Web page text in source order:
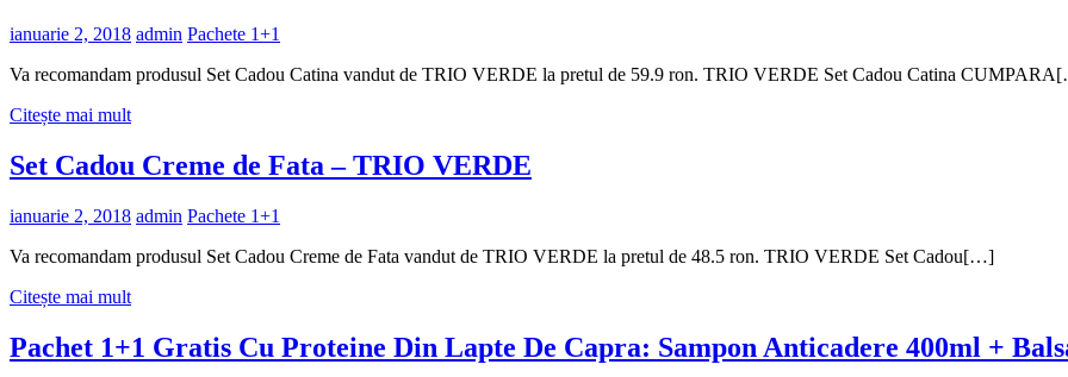
ianuarie 2, 2018 admin Pachete 1+1
Va recomandam produsul Set Cadou Catina vandut de TRIO VERDE la pretul de 59.9 ron. TRIO VERDE Set Cadou Catina
Citește mai mult
Set Cadou Creme de Fata – TRIO VERDE
ianuarie 2, 2018 admin Pachete 1+1
Va recomandam produsul Set Cadou Creme de Fata vandut de TRIO VERDE la pretul de 48.5 ron. TRIO VERDE Set Cadou[…]
Citește mai mult
Pachet 1+1 Gratis Cu Proteine Din Lapte De Capra: Sampon Anticadere 400ml +